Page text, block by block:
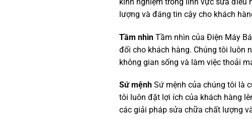
lượng và đáng tin cậy cho khách
Tầm nhìn Tầm nhìn của Điện Máy
đối cho khách hàng. Chúng tôi luôn
không gian sống và làm việc thoải
Sứ mệnh Sứ mệnh của chúng tôi là
tôi luôn đặt lợi ích của khách hàng
các giải pháp sửa chữa chất lượng